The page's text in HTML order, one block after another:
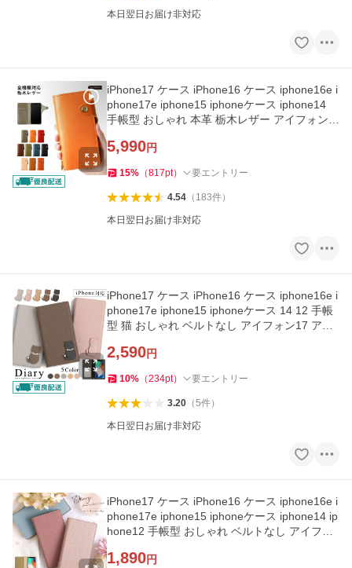
本日翌日お届け非対応
iPhone17 ケース iPhone16 ケース iphone16e i
phone17e iphone15 iphoneケース iphone14
手帳型 おしゃれ 本革 栃木レザー アイフォン1
5,990円
15% （817pt） 要エントリー
4.54（ 183件）
本日翌日お届け非対応
iPhone17 ケース iPhone16 ケース iphone16e i
phone17e iphone15 iphoneケース 14 12 手帳
型 猫 おしゃれ ベルトなし アイフォン17 アイ
2,590円
10% （234pt） 要エントリー
3.20（5件）
本日翌日お届け非対応
iPhone17 ケース iPhone16 ケース iphone16e i
phone17e iphone15 iphoneケース iphone14 ip
hone12 手帳型 おしゃれ ベルトなし アイフォ
1,890円